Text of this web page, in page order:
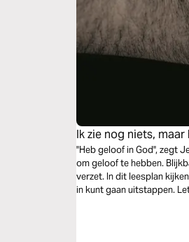
Ik zie nog niets,
''Heb geloof in God'', zegt
om geloof te hebben.
verzet. In dit leesplan
in kunt gaan uitstappen.